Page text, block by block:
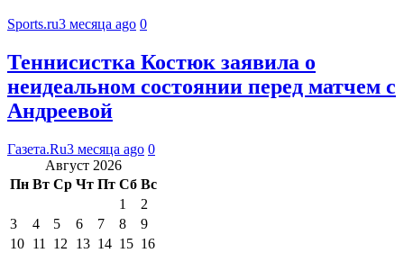
Sports.ru3 месяца ago 0
Теннисистка Костюк заявила о
неидеальном состоянии перед матчем с
Андреевой
Газета.Ru3 месяца ago 0
Август 2026
Пн Вт Ср Чт Пт Сб Вс
1
2
3
4 5 6 7 8
9
10 11 12 13 14 15 16